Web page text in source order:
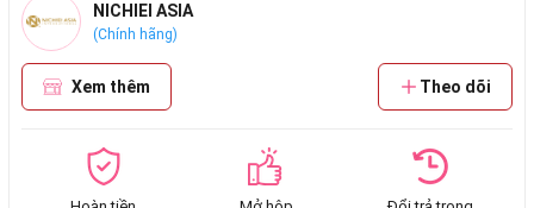
NICHIEI ASIA
(Chính hãng)
Xem thêm Theo dõi